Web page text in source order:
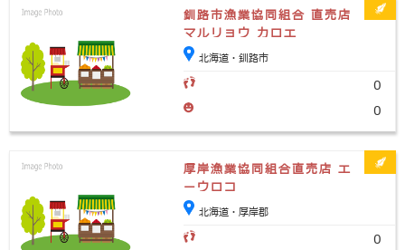
釧路市漁業協同組合 直売店
マルリョウ カロエ
北海道・釧路市
0
0
厚岸漁業協同組合直売店 エ
ーウロコ
北海道・厚岸郡
0